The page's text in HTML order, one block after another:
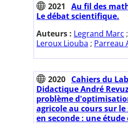
2021
Au fil des
Le débat scientifique.
Auteurs : Legrand Marc ;
Leroux Liouba ; Parreau
2020 Cahiers du
Didactique André
problème
agricole au cours sur
en seconde : une étude